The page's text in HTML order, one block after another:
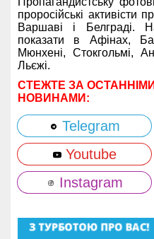
проросійські
Варшаві і Белграді.
показати в Афінах,
Мюнхені, Стокгольмі,
Льєжі.
СТЕЖТЕ ЗА
НОВИНАМИ:
Telegram
Youtube
Instagram